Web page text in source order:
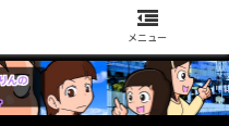
メニュー